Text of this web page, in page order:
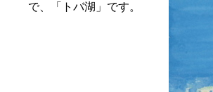
で、「トバ湖」です。